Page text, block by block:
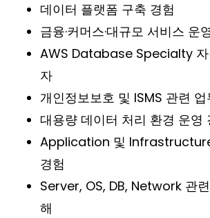
데이터 플랫폼 구축 경험
금융·커머스·대규모 서비스 운
AWS Database Specialty 자
자
개인정보보호 및 ISMS 관련 업
대용량 데이터 처리 환경 운영
Application 및
경험
Server, OS, DB, Network 관
해